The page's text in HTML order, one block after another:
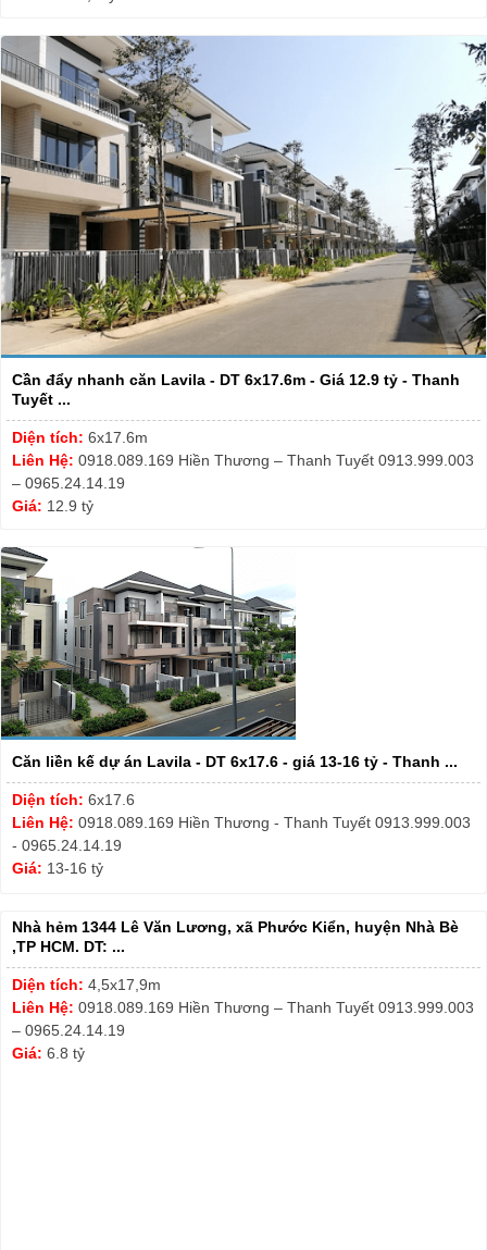
Cần đẩy nhanh căn Lavila - DT 6x17.6m - Giá 12.9 tỷ - Thanh
Tuyết ...
Diện tích: 6x17.6m
Liên Hệ: 0918.089.169 Hiền Thương – Thanh Tuyết 0913.999.003
– 0965.24.14.19
Giá: 12.9 tỷ
Căn liền kế dự án Lavila - DT 6x17.6 - giá 13-16 tỷ - Thanh ...
Diện tích: 6x17.6
Liên Hệ: 0918.089.169 Hiền Thương - Thanh Tuyết 0913.999.003
- 0965.24.14.19
Giá: 13-16 tỷ
Nhà hẻm 1344 Lê Văn Lương, xã Phước Kiển, huyện Nhà Bè
,TP HCM. DT: ...
Diện tích: 4,5x17,9m
Liên Hệ: 0918.089.169 Hiền Thương – Thanh Tuyết 0913.999.003
– 0965.24.14.19
Giá: 6.8 tỷ